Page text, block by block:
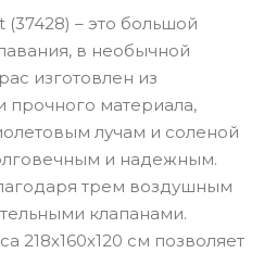
– это большой
в необычной
изготовлен из
прочного материала,
лучам и соленой
и надежным.
трем воздушным
клапанами.
218х160х120 см позволяет